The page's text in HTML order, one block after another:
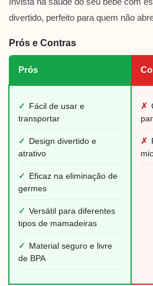
divertido, perfeito para quem não
Prós e Contras
Prós
✓
Fácil de usar e
transportar
✓
Design divertido e
atrativo
✓
Eficaz na eliminação de
germes
✓ Versátil para diferentes
tipos de mamadeiras
✓
Material seguro e livre
de BPA
✗
✗